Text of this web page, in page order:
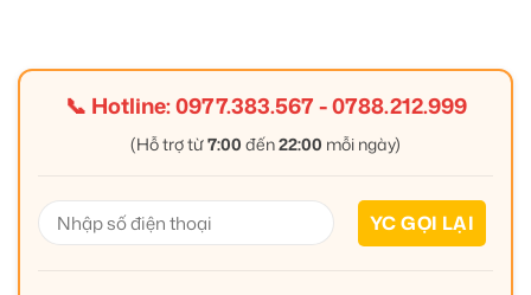
📞 Hotline:0977.383.567-0788.212.999
(Hỗ trợ từ7:00 đến22:00 mỗi ngày)